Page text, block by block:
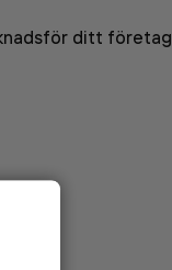
ditt företag